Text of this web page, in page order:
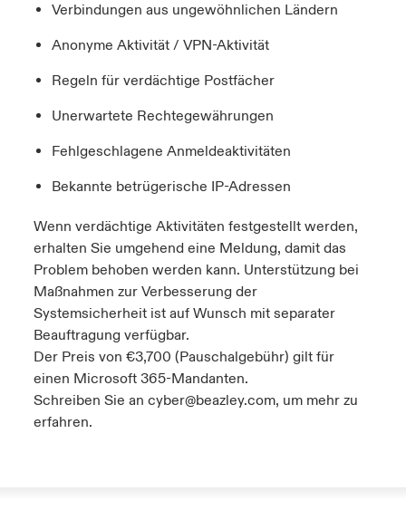
Verbindungen aus ungewöhnlichen Ländern
Anonyme Aktivität / VPN-Aktivität
Regeln für verdächtige Postfächer
Unerwartete Rechtegewährungen
Fehlgeschlagene Anmeldeaktivitäten
Bekannte betrügerische IP-Adressen
Wenn verdächtige Aktivitäten festgestellt werden,
erhalten Sie umgehend eine Meldung, damit das
Problem behoben werden kann. Unterstützung bei
Maßnahmen zur Verbesserung der
Systemsicherheit ist auf Wunsch mit separater
Beauftragung verfügbar.
Der Preis von €3,700 (Pauschalgebühr) gilt für
einen Microsoft 365-Mandanten.
Schreiben Sie an cyber@beazley.com, um mehr zu
erfahren.